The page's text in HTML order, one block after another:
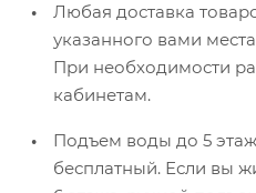
Любая доставка
указанного вами
При необходимости
кабинетам.
Подъем воды до 5
бесплатный. Если вы